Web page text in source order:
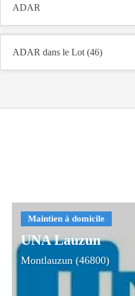
ADAR
ADAR dans le Lot (46)
UNA Lauzun
Montlauzun (46800)